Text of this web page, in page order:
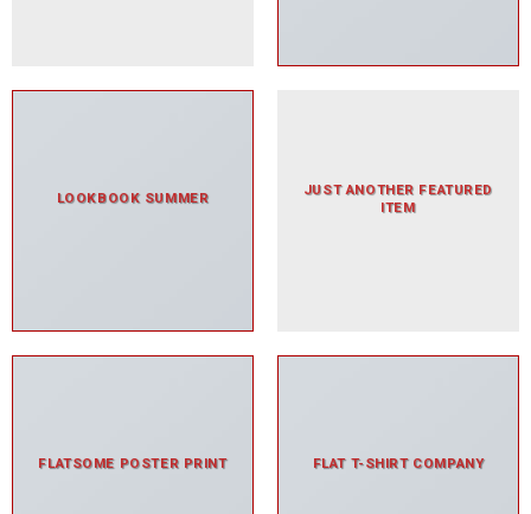
LOOKBOOK SUMMER
JUST ANOTHER FEATURED
ITEM
FLATSOME POSTER PRINT FLAT T-SHIRT COMPANY